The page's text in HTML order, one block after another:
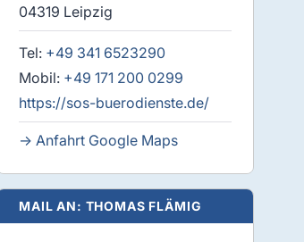
04319 Leipzig
Tel: +49 341 6523290
Mobil: +49 171 200 0299
https://sos-buerodienste.de/
→ Anfahrt Google Maps
MAIL AN: THOMAS FLÄMIG